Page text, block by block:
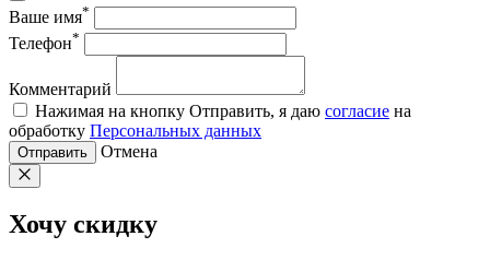
Ваше имя*
Телефон*
Комментарий
Нажимая на кнопку Отправить, я даю согласие на
обработку Персональных данных
Отправить Отмена
Хочу скидку